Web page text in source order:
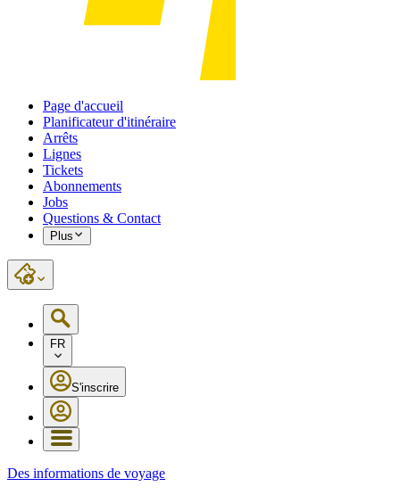
Page d'accueil
Planificateur d'itinéraire
Arrêts
Lignes
Tickets
Abonnements
Jobs
Questions & Contact
Plus
FR
S'inscrire
Des informations de voyage